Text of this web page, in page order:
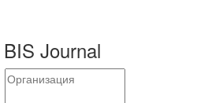
Journal